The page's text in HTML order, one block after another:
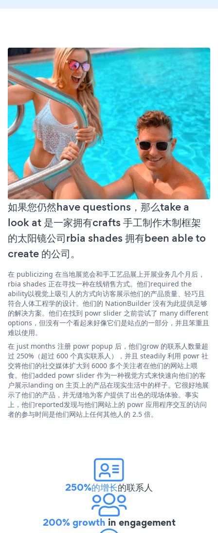
如果您仍然have questions，那么take a
look at 是一家拥有crafts 手工制作木制框架
的太阳镜公司rbia shades 拥有been able to
create 的公司。
在 publicizing 在当地展览会和手工艺品展上开展业务几个月后，
rbia shades 正在寻找一种在线销售方式。他们required the
ability以视觉上吸引人的方式向访客展示他们的产品质量、轻巧且
符合人体工程学的设计。他们的 NationBuilder 没有为此提供足够
的解决方案。他们在找到 powr slider 之前尝试了 many different
options，但没有一个看起来好像它们是站点的一部分，并且笨重且
难以使用。
在 just months 注册 powr popup 后，他们grow 的联系人数量超
过 250%（超过 600 个真实联系人），并且 steadily 利用 powr 社
交将他们的社交媒体扩大到 6000 多个关注者在他们的网站上喂
食。他们added powr slider 作为一种视觉方式来快速向他们的客
户展示landing on 主页上的产品在现实生活中的样子。它很好地展
示了他们的产品，并无缝地为客户提供了出色的现场体验。事实
上，他们reported发现与他们网站上的 powr 应用程序交互的访问
者的参与时间是他们网站上任何其他人的 2.5 倍。
250%的增长的联系人
200% growth in engagement